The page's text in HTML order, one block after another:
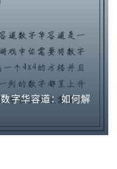
字华容道：如何解